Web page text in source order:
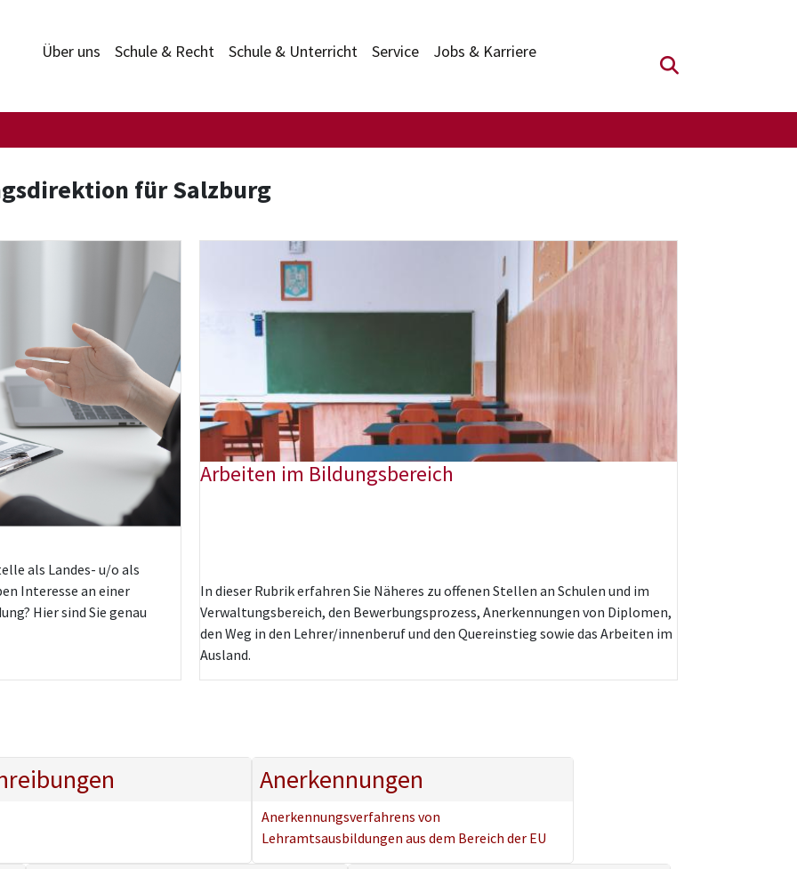
Über uns Schule & Recht Schule & Unterricht Service Jobs & Karriere
Suchfeld
für Salzburg
als Landes- u/o als
Interesse an einer
Hier sind Sie genau
Arbeiten im Bildungsbereich
In dieser Rubrik erfahren Sie Näheres zu offenen Stellen an Schulen und im
Verwaltungsbereich, den Bewerbungsprozess, Anerkennungen von Diplomen,
den Weg in den Lehrer/innenberuf und den Quereinstieg sowie das Arbeiten im
Ausland.
Anerkennungen
Anerkennungsverfahrens von
Lehramtsausbildungen aus dem Bereich der EU